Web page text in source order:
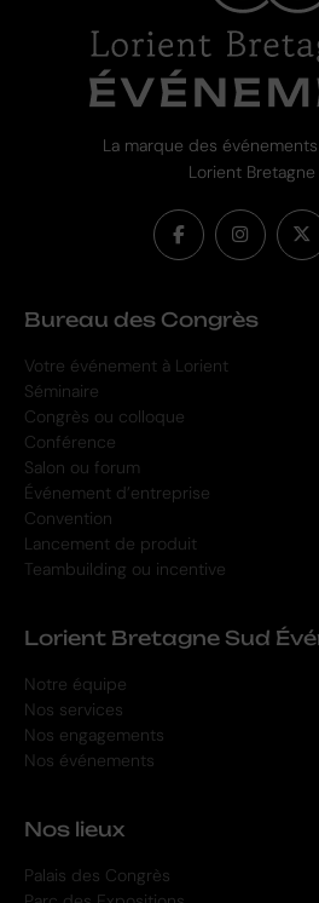
La marque des
Lorient Bretagne
Bureau des Congrès
Votre événement à Lorient
Séminaire
Congrès ou colloque
Conférence
Salon ou forum
Événement d’entreprise
Convention
Lancement de produit
Teambuilding ou incentive
Lorient Bretagne Sud
Notre équipe
Nos services
Nos engagements
Nos événements
Nos lieux
Palais des Congrès